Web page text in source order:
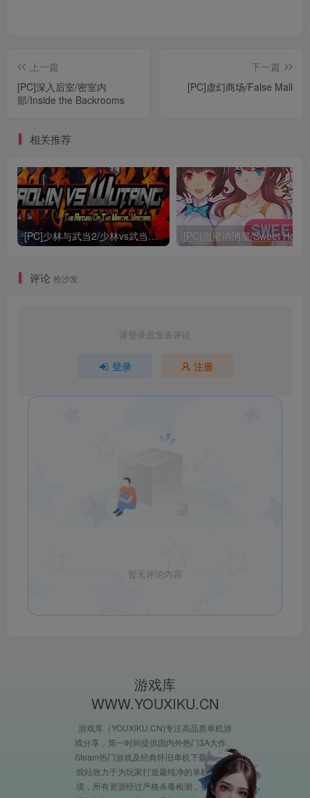
上一篇
[PC]深入后室/密室内
部/Inside the Backrooms
下一篇
[PC]虚幻商场/False Mall
相关推荐
[PC]少林与武当2/少林vs武当2/Shaolin vs Wutang 2 [PC]甜蜜消消屋/Sweet
评论 抢沙发
请登录后发表评论
登录 注册
暂无评论内容
游戏库
WWW.YOUXIKU.CN
游戏库（YOUXIKU.CN)专注高品质单机游
戏分享，第一时间提供国内外热门3A大作、
Steam热门游戏及经典怀旧单机下载。XX游
戏站致力于为玩家打造最纯净的单机游戏环
境，所有资源经过严格杀毒检测，提供完整